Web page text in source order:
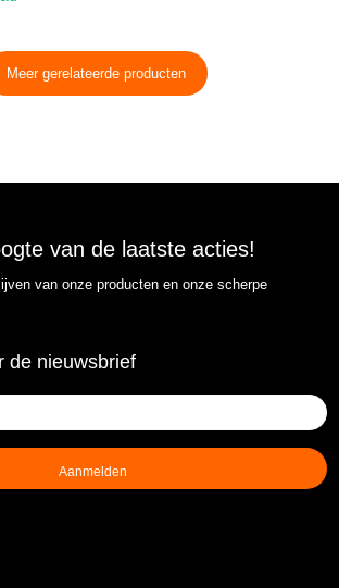
Meer gerelateerde producten
van de laatste acties!
van onze producten en onze scherpe
de nieuwsbrief